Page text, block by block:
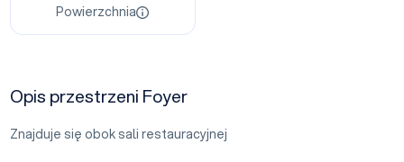
Powierzchnia
Opis przestrzeni Foyer
Znajduje się obok sali restauracyjnej